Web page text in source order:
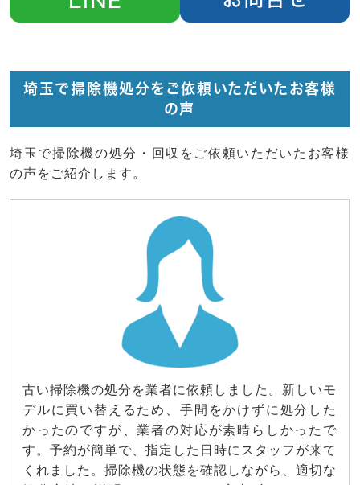
埼玉で掃除機処分をご依頼いただいたお客様
の声
埼玉で掃除機の処分・回収をご依頼いただいたお客様
の声をご紹介します。
古い掃除機の処分を業者に依頼しました。新しいモ
デルに買い替えるため、手間をかけずに処分した
かったのですが、業者の対応が素晴らしかったで
す。予約が簡単で、指定した日時にスタッフが来て
くれました。掃除機の状態を確認しながら、適切な